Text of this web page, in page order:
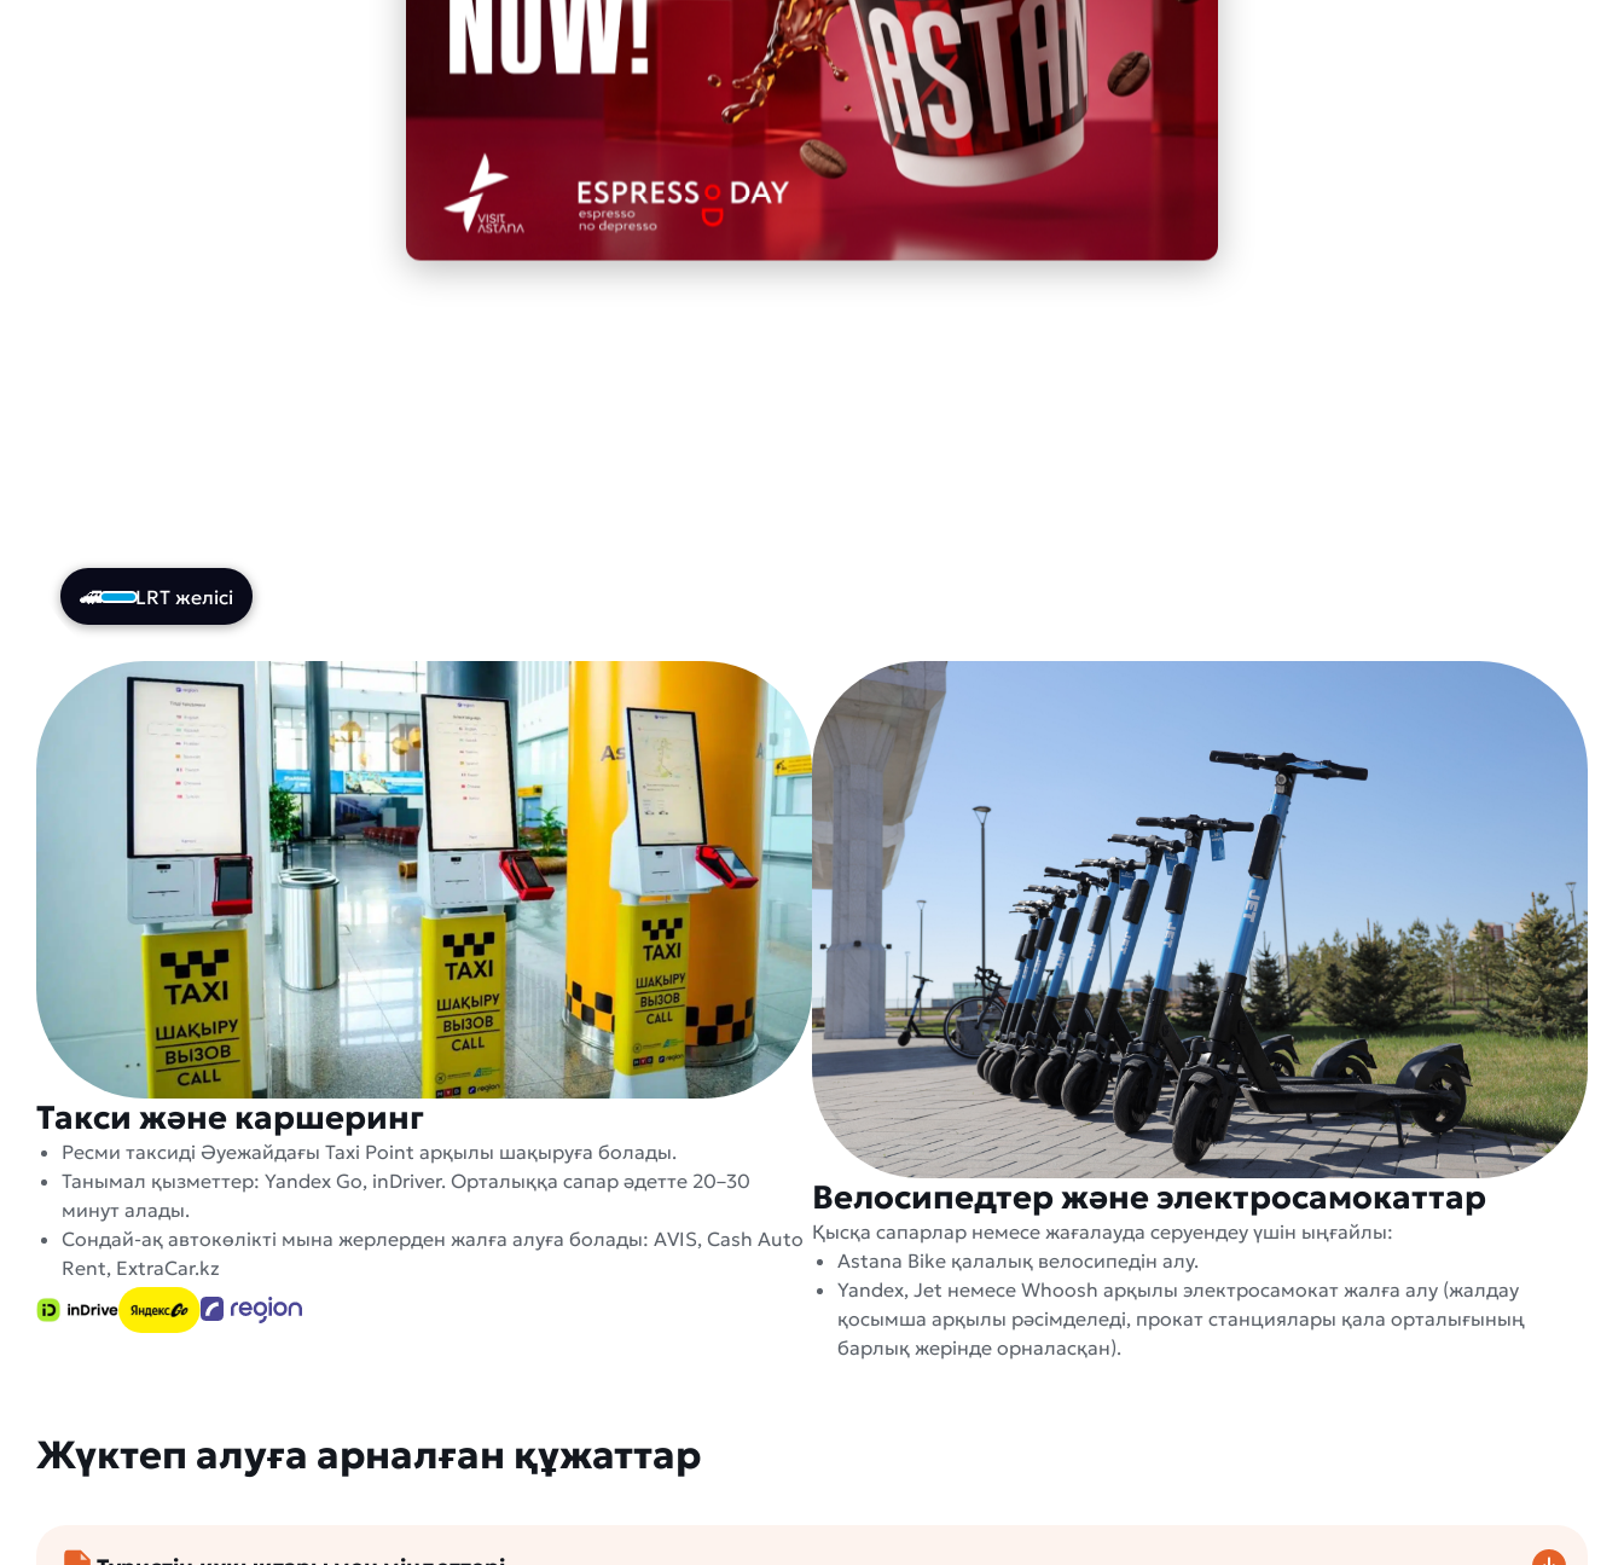
LRT желісі
Такси және каршеринг
Ресми таксиді Әуежайдағы Taxi Point арқылы шақыруға болады.
Танымал қызметтер: Yandex Go, inDriver. Орталыққа сапар әдетте 20–30
минут алады.
Сондай-ақ автокөлікті мына жерлерден жалға алуға болады: AVIS, Cash Auto
Rent, ExtraCar.kz
Велосипедтер және электросамокаттар
Қысқа сапарлар немесе жағалауда серуендеу үшін ыңғайлы:
Astana Bike қалалық велосипедін алу.
Yandex, Jet немесе Whoosh арқылы электросамокат жалға алу (жалдау
қосымша арқылы рәсімделеді, прокат станциялары қала орталығының
барлық жерінде орналасқан).
Жүктеп алуға арналған құжаттар